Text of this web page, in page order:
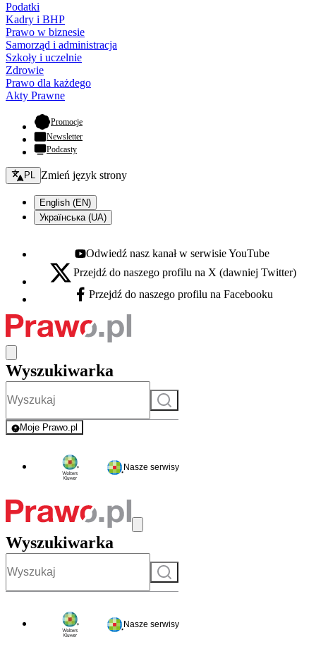
Podatki
Kadry i BHP
Prawo w biznesie
Samorząd i administracja
Szkoły i uczelnie
Zdrowie
Prawo dla każdego
Akty Prawne
Promocje- otwiera się w nowej karcie
Newsletter
Podcasty
Zmień język - bieżący:
PL Zmień język strony
English (EN)
Українська (UA)
Youtube - otwiera się w nowej karcie
Odwiedź nasz kanał w serwisie YouTube
X - otwiera się w nowej karcie
Przejdź do naszego profilu na X (dawniej Twitter)
Facebook - otwiera się w nowej karcie
Przejdź do naszego profilu na Facebooku
Wyszukiwarka
Szukaj
Moje Prawo.pl
- rejestracja i logowanie do serwisu
Nasze serwisy
Wyszukiwarka
Szukaj
Nasze serwisy